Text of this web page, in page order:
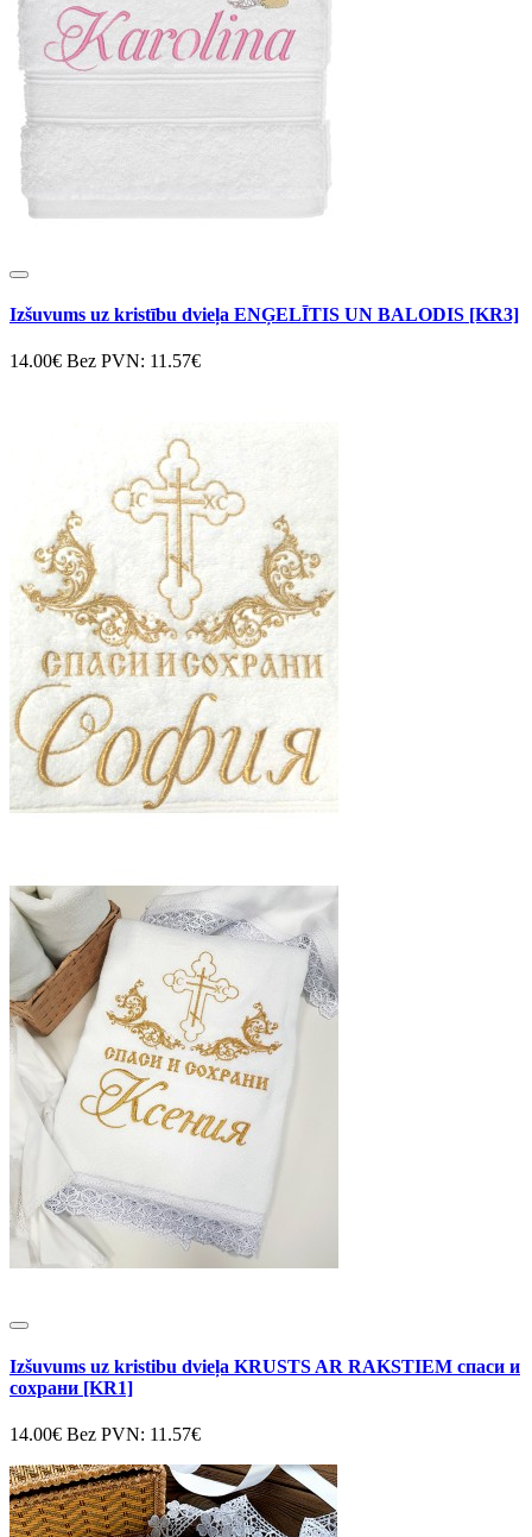
Izšuvums uz kristību dvieļa ENĢELĪTIS UN BALODIS [KR3]
14.00€ Bez PVN: 11.57€
Izšuvums uz kristibu dvieļa KRUSTS AR RAKSTIEM спаси и
сохрани [KR1]
14.00€ Bez PVN: 11.57€